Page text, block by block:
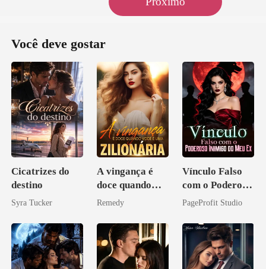
Você deve gostar
Cicatrizes do
destino
Syra Tucker
A vingança é
doce quando
você é uma
Remedy
Vínculo Falso
com o Poderoso
Inimigo do Meu
PageProfit Studio